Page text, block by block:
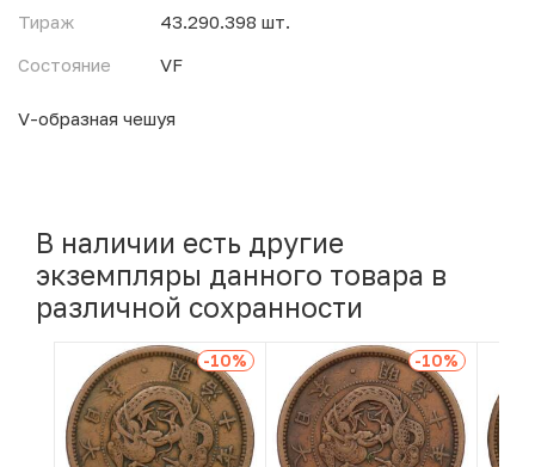
Тираж
43.290.398 шт.
Состояние
VF
V-образная чешуя
В наличии есть другие
экземпляры данного товара в
различной сохранности
-10% -10%